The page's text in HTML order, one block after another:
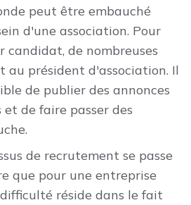
peut être embauché
d'une association. Pour
candidat, de nombreuses
au président d'association. Il
de publier des annonces
de faire passer des
de recrutement se passe
que pour une entreprise
réside dans le fait